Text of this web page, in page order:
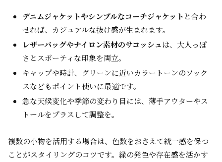
デニムジャケットやシンプルなコーチジャケット と合わ
せれば、カジュアルな抜け感が生まれます。
レザーバッグやナイロン素材のサコッシュは、大人っぽ
さとスポーティな印象を両立。
キャップや時計、グリーンに近いカラートーンのソック
スなどもポイント使いに最適です。
急な天候変化や季節の変わり目には、薄手アウターやス
トールをプラスして調整を。
複数の小物を活用する場合は、色数をおさえて統一感を保つ
ことがスタイリングのコツです。緑の発色や存在感を活かす